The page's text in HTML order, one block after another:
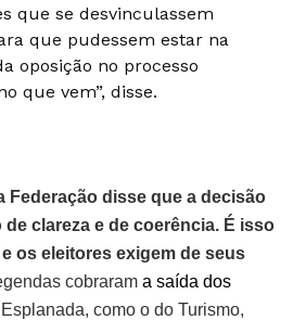
que se desvinculassem
que pudessem estar na
oposição no processo
que vem”, disse.
Federação disse que a decisão
clareza e de coerência. É isso
os eleitores exigem de seus
cobraram a saída dos
como o do Turismo,